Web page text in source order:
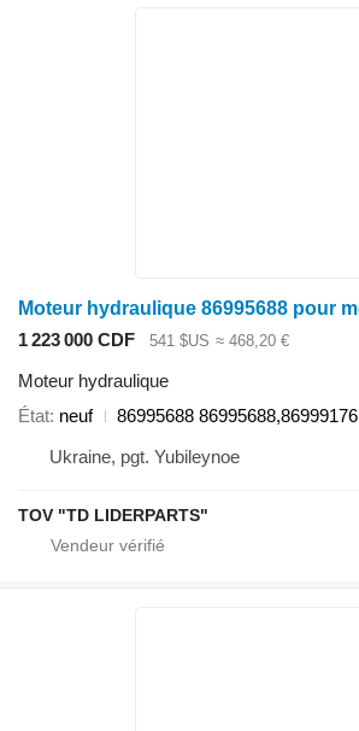
1 223 000 CDF 541 $US ≈ 468,20 €
Moteur hydraulique
État neuf
86995688 86995688,86999176
Ukraine, pgt. Yubileynoe
TOV "TD LIDERPARTS"